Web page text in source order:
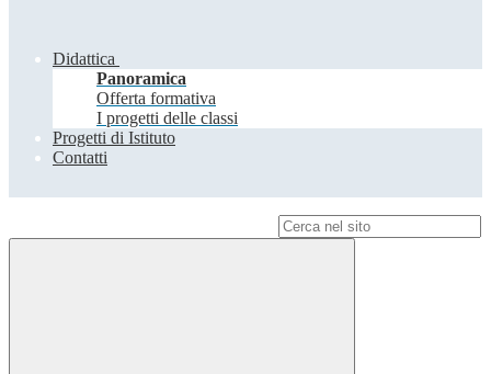
Didattica
Panoramica
Offerta formativa
I progetti delle classi
Progetti di Istituto
Contatti